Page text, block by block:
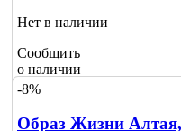
Нет в наличии
Сообщить
о наличии
-8%
Образ Жизни